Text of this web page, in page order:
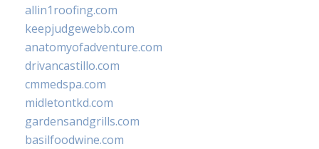
allin1roofing.com
keepjudgewebb.com
anatomyofadventure.com
drivancastillo.com
cmmedspa.com
midletontkd.com
gardensandgrills.com
basilfoodwine.com